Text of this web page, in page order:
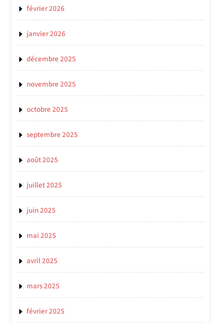
février 2026
janvier 2026
décembre 2025
novembre 2025
octobre 2025
septembre 2025
août 2025
juillet 2025
juin 2025
mai 2025
avril 2025
mars 2025
février 2025